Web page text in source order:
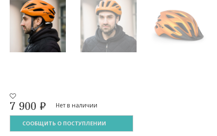
7 900 ₽ Нет в наличии
СООБЩИТЬ О ПОСТУПЛЕНИИ